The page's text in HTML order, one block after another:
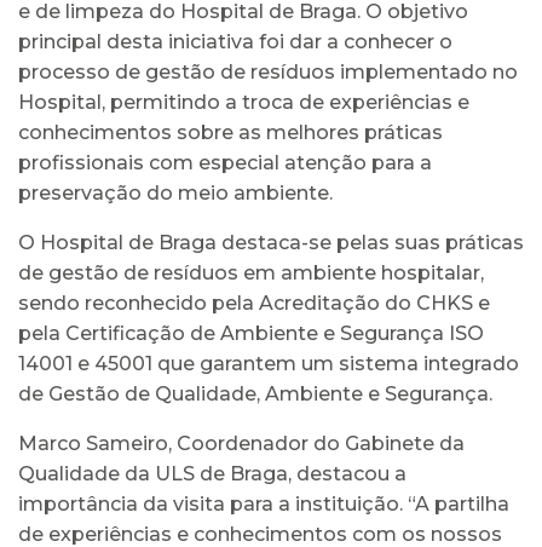
e de limpeza do Hospital de Braga. O objetivo
principal desta iniciativa foi dar a conhecer o
processo de gestão de resíduos implementado no
Hospital, permitindo a troca de experiências e
conhecimentos sobre as melhores práticas
profissionais com especial atenção para a
preservação do meio ambiente.
O Hospital de Braga destaca-se pelas suas práticas
de gestão de resíduos em ambiente hospitalar,
sendo reconhecido pela Acreditação do CHKS e
pela Certificação de Ambiente e Segurança ISO
14001 e 45001 que garantem um sistema integrado
de Gestão de Qualidade, Ambiente e Segurança.
Marco Sameiro, Coordenador do Gabinete da
Qualidade da ULS de Braga, destacou a
importância da visita para a instituição. “A partilha
de experiências e conhecimentos com os nossos